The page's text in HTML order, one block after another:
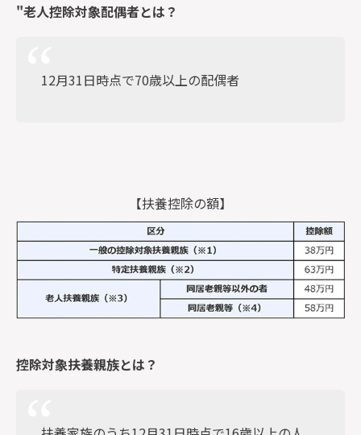
"老人控除対象配偶者とは？
12月31日時点で70歳以上の配偶者
【扶養控除の額】
控除対象扶養親族とは？